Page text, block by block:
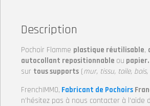
Description
Pochoir Flamme plastique réutilisable,
autocollant repositionnable ou papier.
sur tous supports (mur, tissu, toile,
FrenchIMMO, Fabricant de Pochoirs
n’hésitez pas à nous contacter à l’aide